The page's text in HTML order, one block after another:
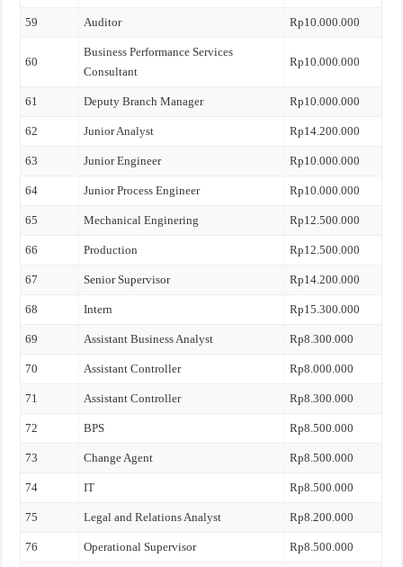
59 Auditor Rp10.000.000
60
Business Performance Services
Consultant
Rp10.000.000
61 Deputy Branch Manager Rp10.000.000
62 Junior Analyst Rp14.200.000
63 Junior Engineer Rp10.000.000
64 Junior Process Engineer Rp10.000.000
65 Mechanical Enginering Rp12.500.000
66 Production Rp12.500.000
67 Senior Supervisor Rp14.200.000
68 Intern Rp15.300.000
69 Assistant Business Analyst Rp8.300.000
70 Assistant Controller Rp8.000.000
71 Assistant Controller Rp8.300.000
72 BPS Rp8.500.000
73 Change Agent Rp8.500.000
74 IT Rp8.500.000
75 Legal and Relations Analyst Rp8.200.000
76 Operational Supervisor Rp8.500.000